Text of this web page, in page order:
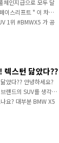
한 디자인이라는 것은
이스리프트에 대해서
은 완전..
체인지급으로 모두 달
이스리프트 " 이 차량
1위 #BMWX5 가 공
리미엄 SUV를 대표
을 가지고 있습니다.
이죠! 이렇게 말하죠!
만나보세요! 드디어
다. 수입차에서 페이
국내 차량과 비교해
모를 정도로 소폭..
렉스턴 닮았다??
았다?? 안녕하세요?
랜드의 SUV를 생각하
요? 대부분 BMW X5
는 #SUV기준 이라고